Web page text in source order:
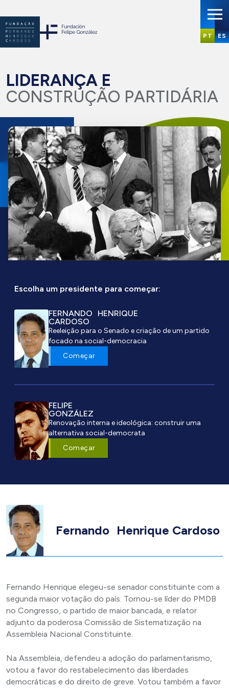
PT ES
LIDERANÇA E
CONSTRUÇÃO PARTIDÁRIA
Escolha um presidente para começar:
FERNANDO HENRIQUE
CARDOSO
Reeleição para o Senado e criação de um partido
focado na social-democracia
Começar
FELIPE
GONZÁLEZ
Renovação interna e ideológica: construir uma
alternativa social-democrata
Começar
Fernando Henrique Cardoso
Fernando Henrique elegeu-se senador constituinte com a
segunda maior votação do país. Tornou-se líder do PMDB
no Congresso, o partido de maior bancada, e relator
adjunto da poderosa Comissão de Sistematização na
Assembleia Nacional Constituinte.
Na Assembleia, defendeu a adoção do parlamentarismo,
votou a favor do restabelecimento das liberdades
democráticas e do direito de greve. Votou também a favor